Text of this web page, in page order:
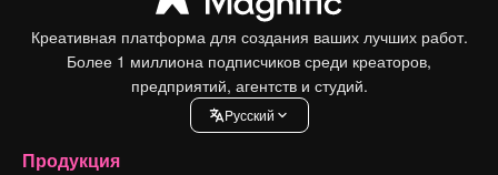
Креативная платформа для создания ваших лучших работ.
Более 1 миллиона подписчиков среди креаторов,
предприятий, агентств и студий.
Pусский
Продукция